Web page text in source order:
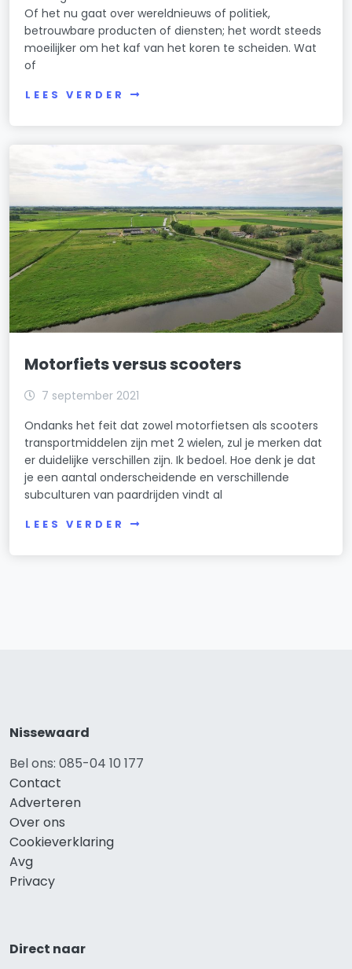
Of het nu gaat over wereldnieuws of politiek,
betrouwbare producten of diensten; het wordt steeds
moeilijker om het kaf van het koren te scheiden. Wat
of
LEES VERDER
Motorfiets versus scooters
7 september 2021
Ondanks het feit dat zowel motorfietsen als scooters
transportmiddelen zijn met 2 wielen, zul je merken dat
er duidelijke verschillen zijn. Ik bedoel. Hoe denk je dat
je een aantal onderscheidende en verschillende
subculturen van paardrijden vindt al
LEES VERDER
Nissewaard
Bel ons: 085-04 10 177
Contact
Adverteren
Over ons
Cookieverklaring
Avg
Privacy
Direct naar